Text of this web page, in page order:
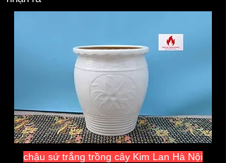
chậu sứ trắng trồng cây Kim Lan Hà Nội